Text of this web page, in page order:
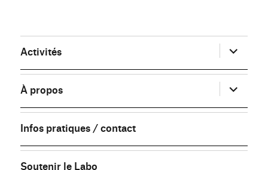
Activités ouvrir
le
sous-
menu
À propos
ouvrir
le
sous-
menu
Infos pratiques / contact
Soutenir le Labo